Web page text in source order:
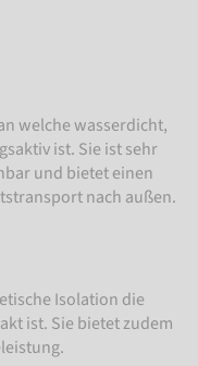
welche wasserdicht,
ist. Sie ist sehr
und bietet einen
nach außen.
Isolation die
ist. Sie bietet zudem